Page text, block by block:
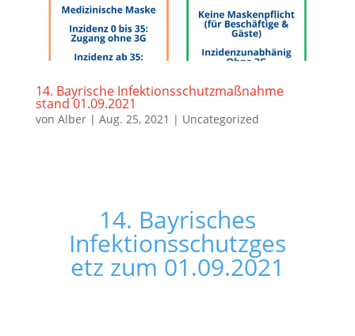
14. Bayrische Infektionsschutzmaßnahme
stand 01.09.2021
von Alber| Aug. 25, 2021 | Uncategorized
14. Bayrisches
Infektionsschutzges
etz zum 01.09.2021